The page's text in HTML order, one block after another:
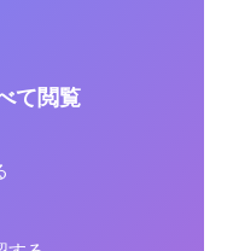
て閲覧